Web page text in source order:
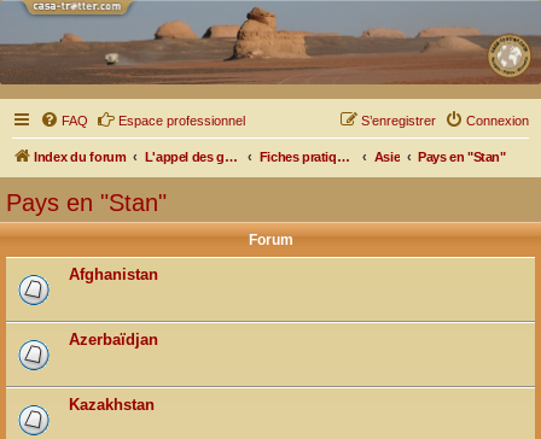
FAQ Espace professionnel Connexion
S’enregistrer
Index du forum L'appel des grands espaces Fiches pratiques par pays, pistes et bivouacs Asie Pays en "Stan"
Pays en "Stan"
Forum
Afghanistan
Azerbaïdjan
Kazakhstan